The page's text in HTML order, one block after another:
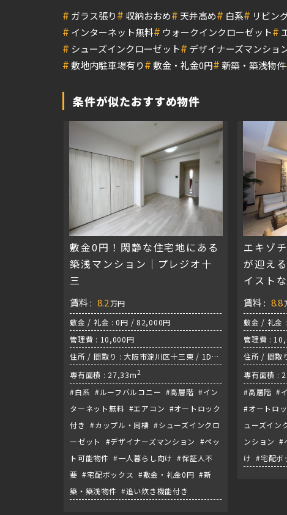
# ガラス張り# 収納おおめ# 天井高め# 白系# リビン
# インターネット無料# ウォークインクローゼット#
# シューズインクローゼット# デザイナーズマンショ
# 敷地内駐車場有り# 敷金・礼金0円#新築・築浅物件
条件が似たおすすめ物件
敷金0円！閑静な住宅地にある
築浅マンション｜プレジオ十
三
賃料 : 8.2万円
敷金 / 礼金 : 0円 / 82,000円
管理費 : 10,000円
住所 / 間取り : 大阪市淀川区十三東 / 1DK
/ 阪急神戸本線『十三駅』
専有面積 : 27,33m2
#白系 #ルーフバルコニー #高層階 #イン
ターネット無料 #エアコン #オートロック
付き #カップル・同棲 #シューズインクロ
ーゼット #デザイナーズマンション #ペッ
ト可能物件 #一人暮らし向け #保証人不
要 #宅配ボックス #敷金・礼金0円 #新
築・築浅物件 #追い炊き機能付き
エキゾ
が迎え
イスト
ン新大
賃料 : 8.8
敷金 / 礼金
管理費 :
住所 / 間取
1DK / 東海
専有面積 :
#高層階 #
#オートロ
ューズイン
ンション #
け #宅配ボ